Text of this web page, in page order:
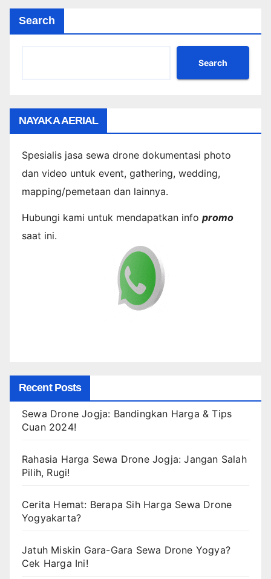
Search
Search
NAYAKA AERIAL
Spesialis jasa sewa drone dokumentasi photo
dan video untuk event, gathering, wedding,
mapping/pemetaan dan lainnya.
Hubungi kami untuk mendapatkan info promo
saat ini.
Recent Posts
Sewa Drone Jogja: Bandingkan Harga & Tips
Cuan 2024!
Rahasia Harga Sewa Drone Jogja: Jangan Salah
Pilih, Rugi!
Cerita Hemat: Berapa Sih Harga Sewa Drone
Yogyakarta?
Jatuh Miskin Gara-Gara Sewa Drone Yogya?
Cek Harga Ini!